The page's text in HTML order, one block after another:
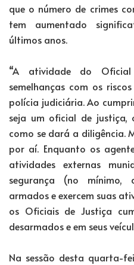
que o número de crimes
tem aumentado
últimos anos.
“A atividade do
semelhanças com os
polícia judiciária. Ao
seja um oficial de justiça,
como se dará a diligência.
por aí. Enquanto os
atividades externas
segurança (no mínimo,
armados e exercem suas
os Oficiais de Justiça
desarmados e em seus
Na sessão desta quarta-